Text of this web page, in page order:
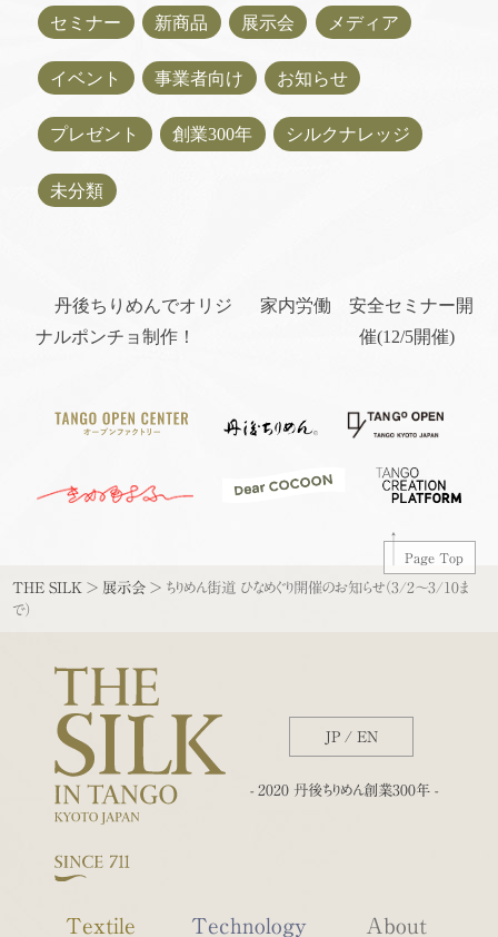
セミナー 新商品 展示会 メディア
イベント 事業者向け お知らせ
プレゼント 創業300年 シルクナレッジ
未分類
丹後ちりめんでオリジ
ナルポンチョ制作！
家内労働 安全セミナー開
催(12/5開催)
Page Top
THE SILK > 展示会 > ちりめん街道 ひなめぐり開催のお知らせ（3/2～3/10ま
で）
JP /EN
- 2020 丹後ちりめん創業300年 -
Textile Technology About